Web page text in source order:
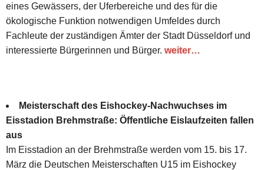
eines Gewässers, der Uferbereiche und des für die
ökologische Funktion notwendigen Umfeldes durch
Fachleute der zuständigen Ämter der Stadt Düsseldorf und
interessierte Bürgerinnen und Bürger. weiter…
Meisterschaft des Eishockey-Nachwuchses im
Eisstadion Brehmstraße: Öffentliche Eislaufzeiten fallen
aus
Im Eisstadion an der Brehmstraße werden vom 15. bis 17.
März die Deutschen Meisterschaften U15 im Eishockey